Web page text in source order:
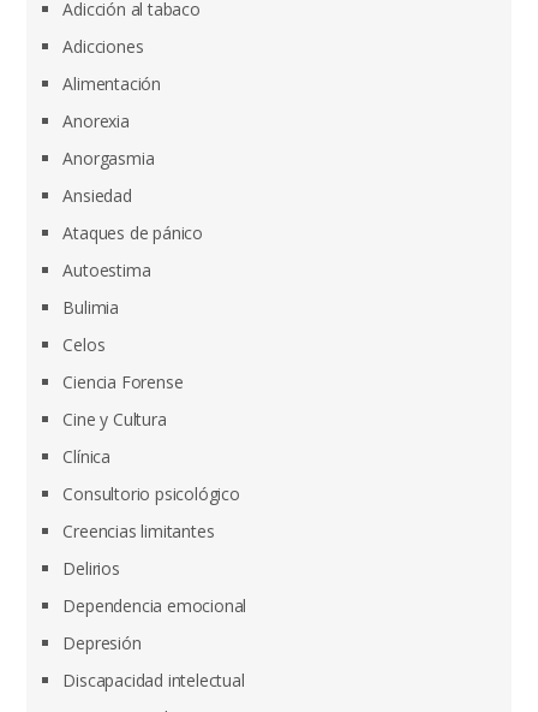
Adicción al tabaco
Adicciones
Alimentación
Anorexia
Anorgasmia
Ansiedad
Ataques de pánico
Autoestima
Bulimia
Celos
Ciencia Forense
Cine y Cultura
Clínica
Consultorio psicológico
Creencias limitantes
Delirios
Dependencia emocional
Depresión
Discapacidad intelectual